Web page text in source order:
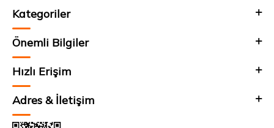
Kategoriler
Önemli Bilgiler
Hızlı Erişim
Adres & İletişim